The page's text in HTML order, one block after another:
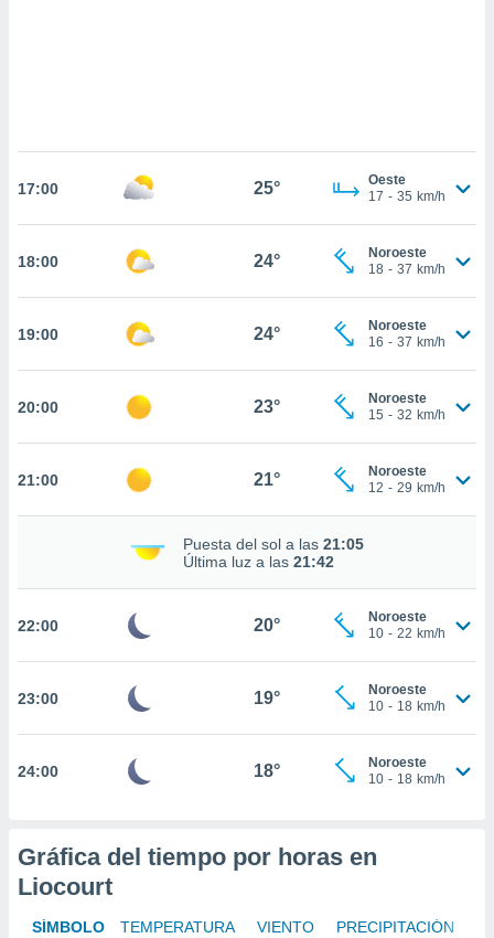
aceptar
de
sitio
que
sean
para
ni para
no
web a
abono
17:00 25°
Oeste
17 - 35 km/h
18:00 24°
Noroeste
18 - 37 km/h
19:00 24°
Noroeste
16 - 37 km/h
20:00 23°
Noroeste
15 - 32 km/h
21:00 21°
Noroeste
12 - 29 km/h
Puesta del sol a las 21:05
Última luz a las 21:42
22:00 20°
Noroeste
10 - 22 km/h
23:00 19°
Noroeste
10 - 18 km/h
24:00 18°
Noroeste
10 - 18 km/h
Gráfica del tiempo por horas en
Liocourt
SÍMBOLO TEMPERATURA VIENTO PRECIPITACIÓN